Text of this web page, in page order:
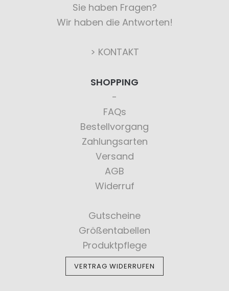
Sie haben Fragen?
Wir haben die Antworten!
> KONTAKT
SHOPPING
FAQs
Bestellvorgang
Zahlungsarten
Versand
AGB
Widerruf
Gutscheine
Größentabellen
Produktpflege
VERTRAG WIDERRUFEN